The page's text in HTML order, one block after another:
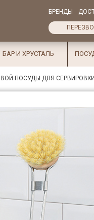
БРЕНДЫ
БАР И ХРУСТАЛЬ
ПОСУДЫ ДЛЯ СЕРВИРОВКИ